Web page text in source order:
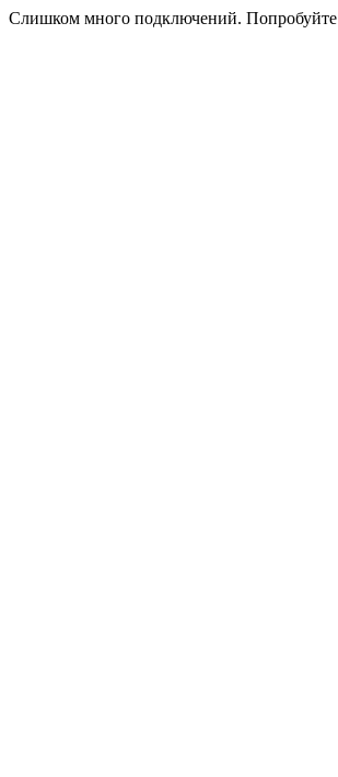
Слишком много подключений. Попробуйте